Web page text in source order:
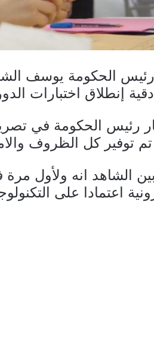
إنطلاق اختبارات
رئيس الحكومة في
توفير كل الظروف
الشاهد انه ولأول
اعتمادا على